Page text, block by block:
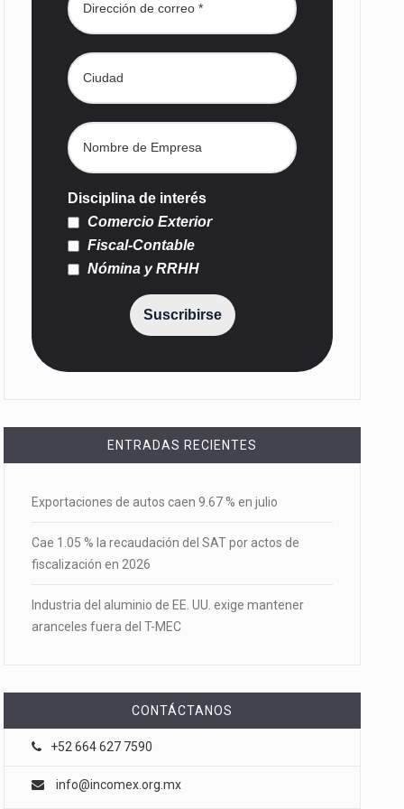
Disciplina de interés
Comercio Exterior
Fiscal-Contable
Nómina y RRHH
Suscribirse
ENTRADAS RECIENTES
Exportaciones de autos caen 9.67 % en julio
Cae 1.05 % la recaudación del SAT por actos de
fiscalización en 2026
Industria del aluminio de EE. UU. exige mantener
aranceles fuera del T-MEC
CONTÁCTANOS
+52 664 627 7590
info@incomex.org.mx